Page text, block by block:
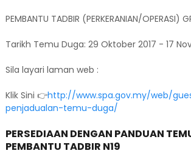
PEMBANTU TADBIR (PERKERANIAN/OPERASI)
Tarikh Temu Duga: 29 Oktober 2017 - 17
Sila layari laman web :
Klik Sini 👉http://www.spa.gov.my/web/
penjadualan-temu-duga/
PERSEDIAAN DENGAN PANDUAN
PEMBANTU TADBIR N19